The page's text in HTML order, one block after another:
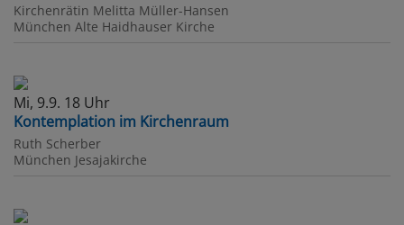
Kirchenrätin Melitta Müller-Hansen
München Alte Haidhauser Kirche
Mi, 9.9. 18 Uhr
Kontemplation im Kirchenraum
Ruth Scherber
München Jesajakirche